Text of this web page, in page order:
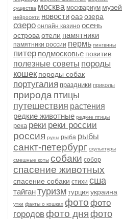
существа москва москвариум музей
нейросети новостиоаэозера
озеро онлайн казино осень
острова отели памятники
памятники россии пермь пингвины
питер подмосковье позитив
полезные советы породы
кошек породы собак
португалия праздники приколы
природа птицы
путешествия растения
редкие животные редкие птицы
река реки реки россии
россия руны рыба рыбы
санкт-петербург скульптуры
смешные коты собаки собор
спасение животных
спасение собаки стихи сша
тайгантуризм турция украина
утки факты о кошках фото фото
городовфото дня фото